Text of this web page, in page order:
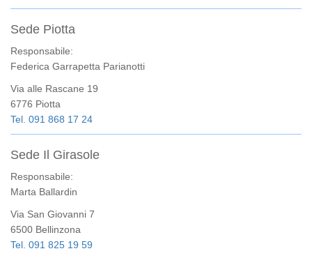
Sede Piotta
Responsabile:
Federica Garrapetta Parianotti
Via alle Rascane 19
6776 Piotta
Tel. 091 868 17 24
Sede Il Girasole
Responsabile:
Marta Ballardin
Via San Giovanni 7
6500 Bellinzona
Tel. 091 825 19 59